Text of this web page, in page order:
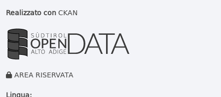
Realizzato conCKAN
AREA RISERVATA
Lingua